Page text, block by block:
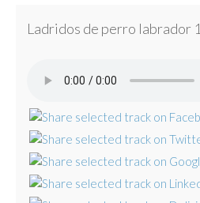
Ladridos de perro labrador 1